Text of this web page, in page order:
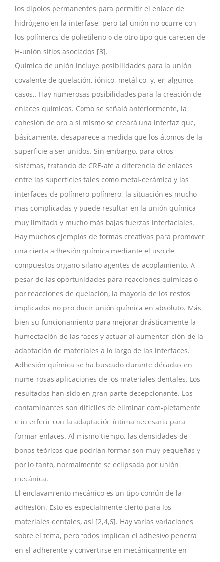
los dipolos permanentes para permitir el enlace de
hidrógeno en la interfase, pero tal unión no ocurre con
los polímeros de polietileno o de otro tipo que carecen de
H-unión sitios asociados [3].
Química de unión incluye posibilidades para la unión
covalente de quelación, iónico, metálico, y, en algunos
casos,. Hay numerosas posibilidades para la creación de
enlaces químicos. Como se señaló anteriormente, la
cohesión de oro a sí mismo se creará una interfaz que,
básicamente, desaparece a medida que los átomos de la
superficie a ser unidos. Sin embargo, para otros
sistemas, tratando de CRE-ate a diferencia de enlaces
entre las superficies tales como metal-cerámica y las
interfaces de polímero-polímero, la situación es mucho
mas complicadas y puede resultar en la unión química
muy limitada y mucho más bajas fuerzas interfaciales.
Hay muchos ejemplos de formas creativas para promover
una cierta adhesión química mediante el uso de
compuestos organo-silano agentes de acoplamiento. A
pesar de las oportunidades para reacciones químicas o
por reacciones de quelación, la mayoría de los restos
implicados no pro ducir unión química en absoluto. Más
bien su funcionamiento para mejorar drásticamente la
humectación de las fases y actuar al aumentar-ción de la
adaptación de materiales a lo largo de las interfaces.
Adhesión química se ha buscado durante décadas en
nume-rosas aplicaciones de los materiales dentales. Los
resultados han sido en gran parte decepcionante. Los
contaminantes son difíciles de eliminar com-pletamente
e interferir con la adaptación íntima necesaria para
formar enlaces. Al mismo tiempo, las densidades de
bonos teóricos que podrían formar son muy pequeñas y
por lo tanto, normalmente se eclipsada por unión
mecánica.
El enclavamiento mecánico es un tipo común de la
adhesión. Esto es especialmente cierto para los
materiales dentales, así [2,4,6]. Hay varias variaciones
sobre el tema, pero todos implican el adhesivo penetra
en el adherente y convertirse en mecánicamente en